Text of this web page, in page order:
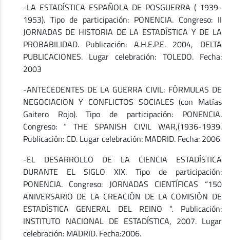
-LA ESTADÍSTICA ESPAÑOLA DE POSGUERRA ( 1939-
1953). Tipo de participación: PONENCIA. Congreso: II
JORNADAS DE HISTORIA DE LA ESTADÍSTICA Y DE LA
PROBABILIDAD. Publicación: A.H.E.P.E. 2004, DELTA
PUBLICACIONES. Lugar celebración: TOLEDO. Fecha:
2003
-ANTECEDENTES DE LA GUERRA CIVIL: FÓRMULAS DE
NEGOCIACION Y CONFLICTOS SOCIALES (con Matías
Gaitero Rojo). Tipo de participación: PONENCIA.
Congreso: “ THE SPANISH CIVIL WAR,(1936-1939.
Publicación: CD. Lugar celebración: MADRID. Fecha: 2006
-EL DESARROLLO DE LA CIENCIA ESTADÍSTICA
DURANTE EL SIGLO XIX. Tipo de participación:
PONENCIA. Congreso: JORNADAS CIENTÍFICAS “150
ANIVERSARIO DE LA CREACIÓN DE LA COMISIÓN DE
ESTADÍSTICA GENERAL DEL REINO “. Publicación:
INSTITUTO NACIONAL DE ESTADÍSTICA, 2007. Lugar
celebración: MADRID. Fecha:2006.